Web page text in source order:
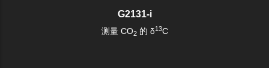
G2131-i
测量 CO2的 δ13C